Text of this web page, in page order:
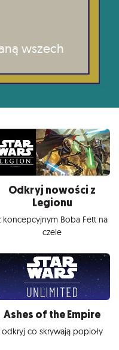
wszech
Odkryj nowości z
Legionu
koncepcyjnym Boba Fett na
czele
Ashes of the Empire
odkryj co skrywają popioły